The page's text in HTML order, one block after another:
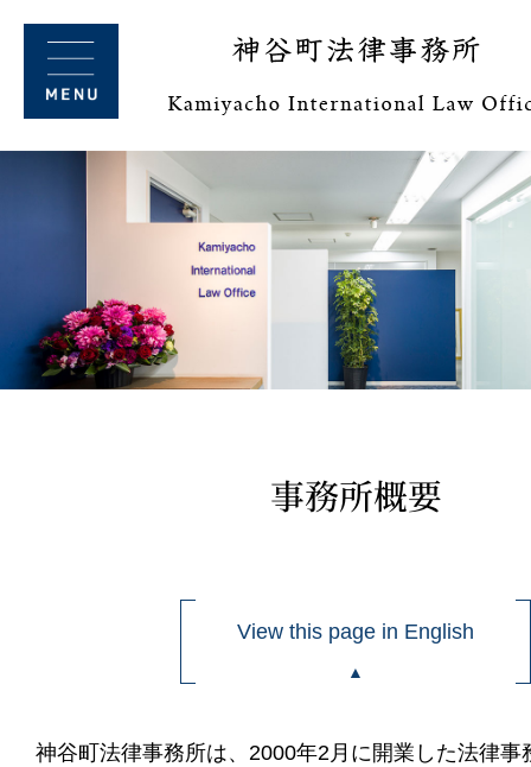
事務所概要
View this page in English
神谷町法律事務所は、2000年2月に開業した法律事